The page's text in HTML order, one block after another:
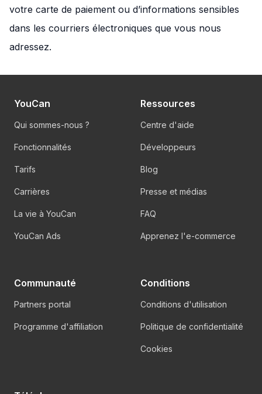
votre carte de paiement ou d’informations sensibles
dans les courriers électroniques que vous nous
adressez.
YouCan
Qui sommes-nous ?
Fonctionnalités
Tarifs
Carrières
La vie à YouCan
YouCan Ads
Ressources
Centre d'aide
Développeurs
Blog
Presse et médias
FAQ
Apprenez l'e-commerce
Communauté
Partners portal
Programme d'affiliation
Conditions
Conditions d'utilisation
Politique de confidentialité
Cookies